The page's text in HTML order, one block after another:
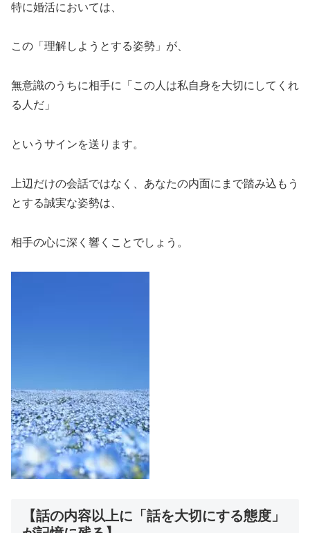
特に婚活においては、
この「理解しようとする姿勢」が、
無意識のうちに相手に「この人は私自身を大切にしてくれ
る人だ」
というサインを送ります。
上辺だけの会話ではなく、あなたの内面にまで踏み込もう
とする誠実な姿勢は、
相手の心に深く響くことでしょう。
【話の内容以上に「話を大切にする態度」